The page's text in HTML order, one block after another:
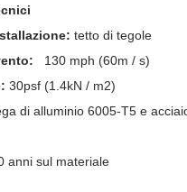
tetto di tegole
130 mph (60m / s)
30psf (1.4kN / m2)
di alluminio 6005-T5 e
anni sul materiale